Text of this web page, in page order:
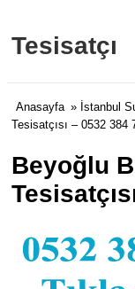
Tesisatçı
Anasayfa » İstanbul
Tesisatçısı – 0532 384
Beyoğlu